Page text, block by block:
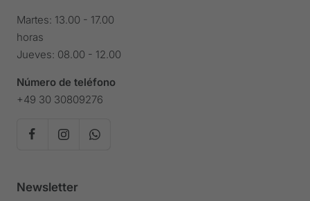
Martes: 13.00 - 17.00
horas
Jueves: 08.00 - 12.00
Número de teléfono
+49 30 30809276
Newsletter